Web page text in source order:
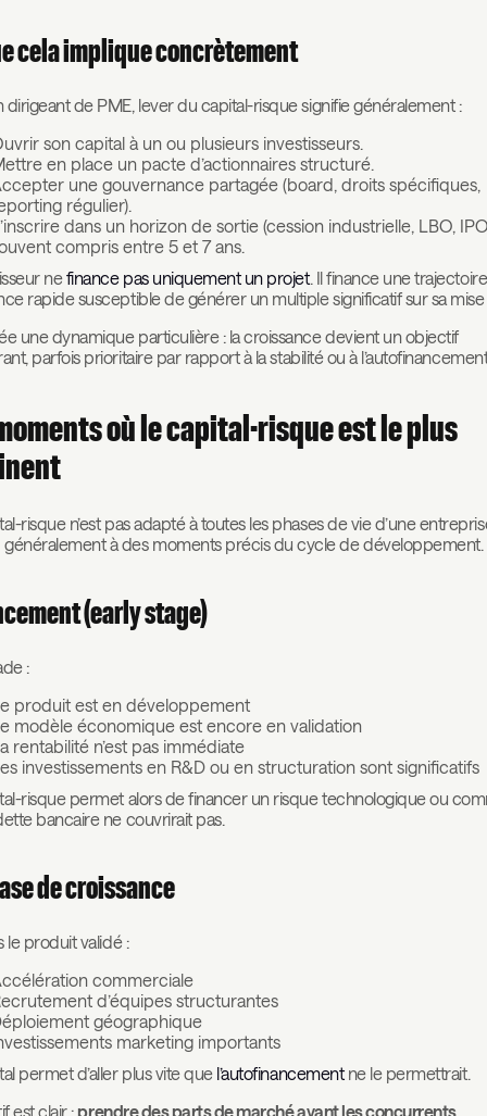
cela implique concrètement
dirigeant de PME, lever du capital-risque signifie généralement :
son capital à un ou plusieurs investisseurs.
en place un pacte d’actionnaires structuré.
une gouvernance partagée (board, droits spécifiques,
régulier).
dans un horizon de sortie (cession industrielle, LBO,
compris entre 5 et 7 ans.
nefinance pas uniquement un projet. Il finance une
rapide susceptible de générer un multiple significatif sur sa mise
une dynamique particulière : la croissance devient un objectif
parfois prioritaire par rapport à la stabilité ou à
où le capital-risque est le plus
risque n’est pas adapté à toutes les phases de vie d’une
à des moments précis du cycle de développement.
(early stage)
:
produit est en développement
modèle économique est encore en validation
rentabilité n’est pas immédiate
investissements en R&D ou en structuration sont significatifs
risque permet alors de financer un risque technologique ou
bancaire ne couvrirait pas.
de croissance
le produit validé :
commerciale
d’équipes structurantes
géographique
marketing importants
permet d’aller plus vite que l’autofinancementne le permettrait.
est clair : prendre des parts de marché avant les concurrents.